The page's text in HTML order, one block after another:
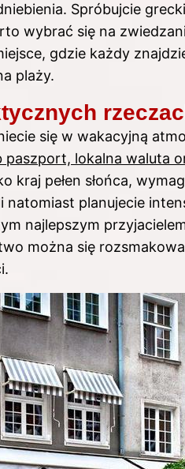
Spróbujcie
wybrać się na
gdzie każdy
plaży.
się w wakacyjną
paszport, lokalna waluta
kraj pełen słońca,
natomiast planujecie
najlepszym
można się